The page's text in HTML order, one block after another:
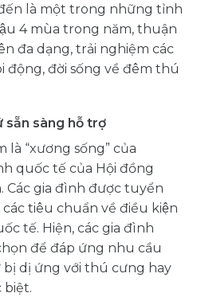
là một trong những tỉnh
4 mùa trong năm, thuận
đa dạng, trải nghiệm các
động, đời sống về đêm thú
sẵn sàng hỗ trợ
là “xương sống” của
quốc tế của Hội đồng
Các gia đình được tuyển
tiêu chuẩn về điều kiện
tế. Hiện, các gia đình
để đáp ứng nhu cầu
bị dị ứng với thú cưng hay
biệt.